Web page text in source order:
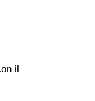
il